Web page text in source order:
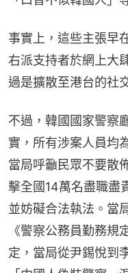
事實上，這些主張早
右派支持者於網上大
過是擴散至港台的社
不過，韓國國家警察
實，所有涉案人員均
當局呼籲民眾不要散
擊全國14萬名盡職盡
並妨礙合法執法。當
《警察公務員勤務規
定，當局從尹錫悅到